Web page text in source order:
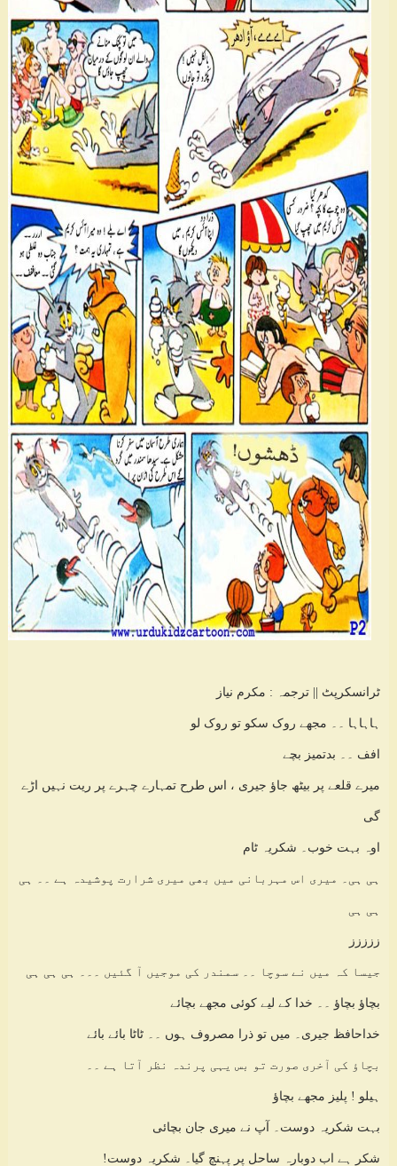
ٹرانسکرپٹ || ترجمہ : مکرم نیاز
ہاہاہا ۔۔ مجھے روک سکو تو روک لو
افف ۔۔ بدتمیز بچے
میرے قلعے پر بیٹھ جاؤ جیری ، اس طرح تمہارے چہرے پر ریت نہیں اڑے
گی
اوہ بہت خوب۔ شکریہ ٹام
ہی ہی۔ میری اس مہربانی میں بھی میری شرارت پوشیدہ ہے ۔۔ ہی
ہی ہی
ززززز
جیسا کہ میں نے سوچا ۔۔ سمندر کی موجیں آ گئیں ۔۔۔ ہی ہی ہی
بچاؤ بچاؤ ۔۔ خدا کے لیے کوئی مجھے بچائے
خداحافظ جیری۔ میں تو ذرا مصروف ہوں ۔۔ ٹاٹا بائے بائے
بچاؤ کی آخری صورت تو بس یہی پرندہ نظر آتا ہے ۔۔
ہیلو ! پلیز مجھے بچاؤ
بہت شکریہ دوست۔ آپ نے میری جان بچائی
شکر ہے اب دوبارہ ساحل پر پہنچ گیا۔ شکریہ دوست!